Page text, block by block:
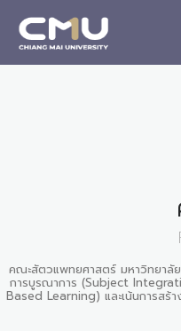
คณะสัตวแพทยศาสตร์ มหาวิทยา
การบูรณาการ (Subject
Based Learning) และเน้นการส